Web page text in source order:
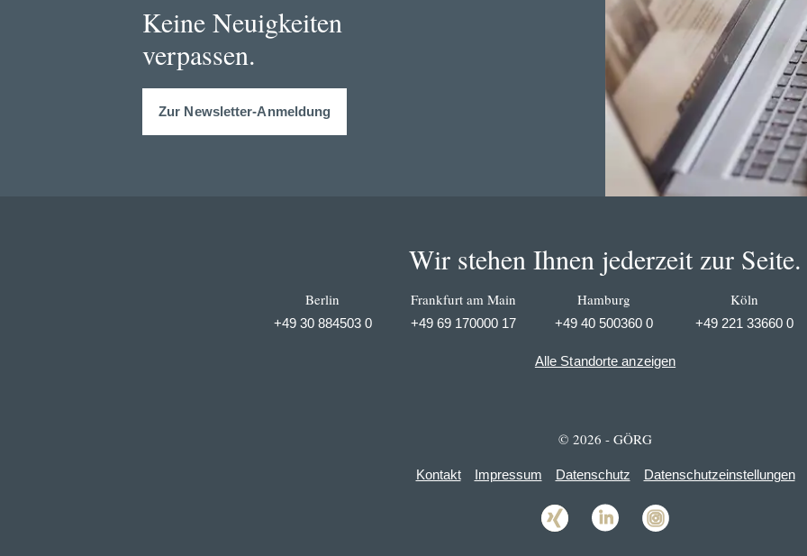
Keine Neuigkeiten
verpassen.
Zur Newsletter-Anmeldung
Wir stehen Ihnen jederzeit zur Seite.
Berlin
+49 30 884503 0
Frankfurt am Main
+49 69 170000 17
Hamburg
+49 40 500360 0
Köln
+49 221 33660 0
Alle Standorte anzeigen
© 2026 - GÖRG
Kontakt Impressum Datenschutz Datenschutzeinstellungen